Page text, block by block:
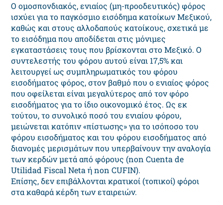
Ο ομοσπονδιακός, ενιαίος (μη-προοδευτικός) φόρος
ισχύει για το παγκόσμιο εισόδημα κατοίκων Μεξικού,
καθώς και στους αλλοδαπούς κατοίκους, σχετικά με
το εισόδημα που αποδίδεται στις μόνιμες
εγκαταστάσεις τους που βρίσκονται στο Μεξικό. Ο
συντελεστής του φόρου αυτού είναι 17,5% και
λειτουργεί ως συμπληρωματικός του φόρου
εισοδήματος φόρος, στον βαθμό που ο ενιαίος φόρος
που οφείλεται είναι μεγαλύτερος από τον φόρο
εισοδήματος για το ίδιο οικονομικό έτος. Ως εκ
τούτου, το συνολικό ποσό του ενιαίου φόρου,
μειώνεται κατόπιν «πίστωσης» για το ισόποσο του
φόρου εισοδήματος και του φόρου εισοδήματος από
διανομές μερισμάτων που υπερβαίνουν την αναλογία
των κερδών μετά από φόρους (non Cuenta de
Utilidad Fiscal Neta ή non CUFIN).
Επίσης, δεν επιβάλλονται κρατικοί (τοπικοί) φόροι
στα καθαρά κέρδη των εταιρειών.